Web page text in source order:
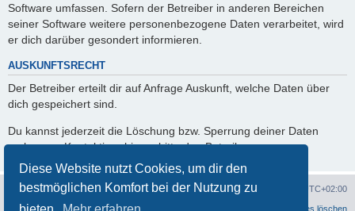
Diese Website nutzt Cookies, um dir den
bestmöglichen Komfort bei der Nutzung zu
Software umfassen. Sofern der Betreiber in anderen Bereichen
seiner Software weitere personenbezogene Daten verarbeitet, wird
er dich darüber gesondert informieren.
AUSKUNFTSRECHT
Der Betreiber erteilt dir auf Anfrage Auskunft, welche Daten über
dich gespeichert sind.
Du kannst jederzeit die Löschung bzw. Sperrung deiner Daten
verlangen. Kontaktiere hierzu bitte den Betreiber.
Portal Foren-Übersicht Alle Zeiten sind UTC+02:00
Alle Cookies löschen